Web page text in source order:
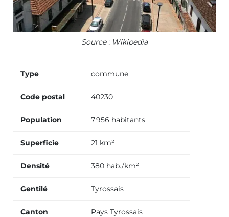
Source : Wikipedia
Type commune
Code postal 40230
Population 7 956 habitants
Superficie 21 km²
Densité 380 hab./km²
Gentilé Tyrossais
Canton Pays Tyrossais